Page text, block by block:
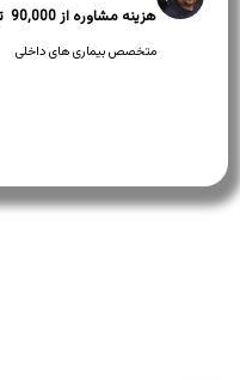
90,000
متخصص بیماری های داخلی